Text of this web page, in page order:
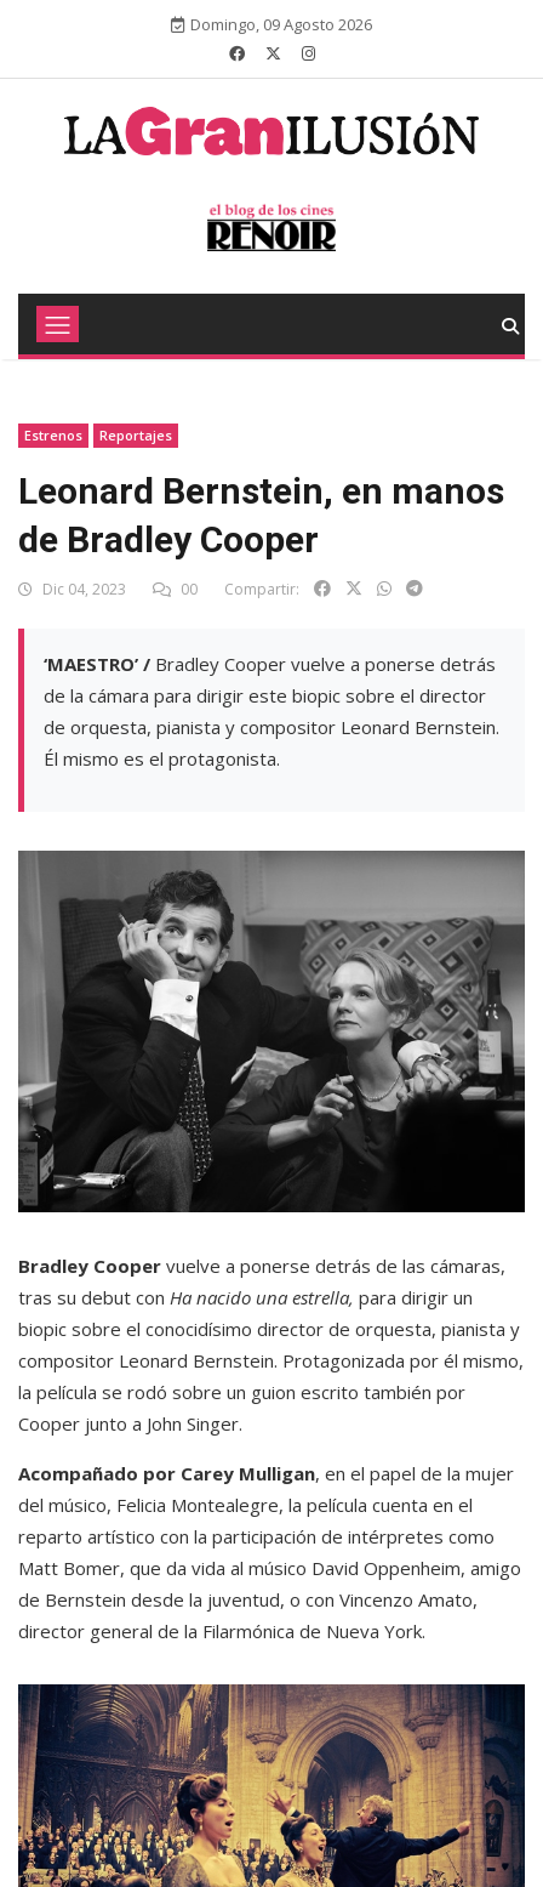
Domingo, 09 Agosto 2026
Estrenos Reportajes
Leonard Bernstein, en manos
de Bradley Cooper
Dic 04, 2023 00 Compartir:
‘MAESTRO’ / Bradley Cooper vuelve a ponerse detrás
de la cámara para dirigir este biopic sobre el director
de orquesta, pianista y compositor Leonard Bernstein.
Él mismo es el protagonista.
Bradley Cooper vuelve a ponerse detrás de las cámaras,
tras su debut con Ha nacido una estrella, para dirigir un
biopic sobre el conocidísimo director de orquesta, pianista y
compositor Leonard Bernstein. Protagonizada por él mismo,
la película se rodó sobre un guion escrito también por
Cooper junto a John Singer.
Acompañado por Carey Mulligan, en el papel de la mujer
del músico, Felicia Montealegre, la película cuenta en el
reparto artístico con la participación de intérpretes como
Matt Bomer, que da vida al músico David Oppenheim, amigo
de Bernstein desde la juventud, o con Vincenzo Amato,
director general de la Filarmónica de Nueva York.